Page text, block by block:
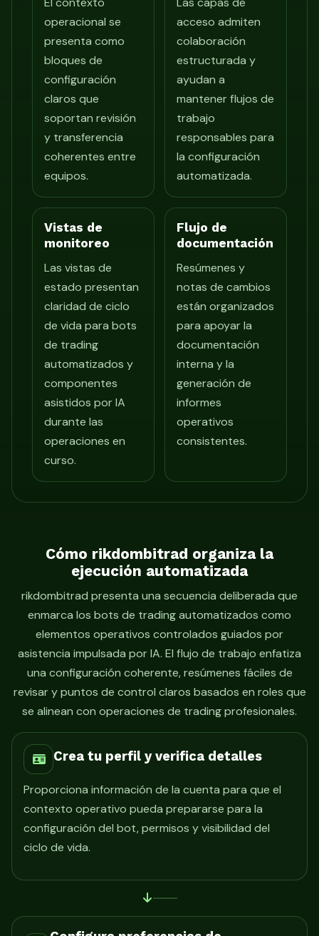
operacional se
presenta como
bloques de
configuración
claros que
soportan revisión
y transferencia
coherentes entre
equipos.
acceso admiten
colaboración
estructurada y
ayudan a
mantener flujos de
trabajo
responsables para
la configuración
automatizada.
Vistas de
monitoreo
Las vistas de
estado presentan
claridad de ciclo
de vida para bots
de trading
automatizados y
componentes
asistidos por IA
durante las
operaciones en
curso.
Flujo de
documentación
Resúmenes y
notas de cambios
están organizados
para apoyar la
documentación
interna y la
generación de
informes
operativos
consistentes.
Cómo rikdombitrad organiza la
ejecución automatizada
rikdombitrad presenta una secuencia deliberada que
enmarca los bots de trading automatizados como
elementos operativos controlados guiados por
asistencia impulsada por IA. El flujo de trabajo enfatiza
una configuración coherente, resúmenes fáciles de
revisar y puntos de control claros basados en roles que
se alinean con operaciones de trading profesionales.
Crea tu perfil y verifica detalles
Proporciona información de la cuenta para que el
contexto operativo pueda prepararse para la
configuración del bot, permisos y visibilidad del
ciclo de vida.